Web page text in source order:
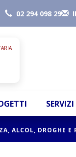
02 294 098 29
SERVIZI
ALCOL, DROGHE